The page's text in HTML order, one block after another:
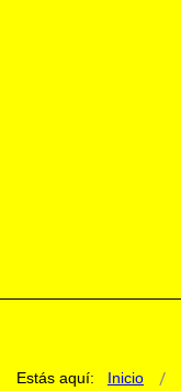
Estás aquí: Inicio